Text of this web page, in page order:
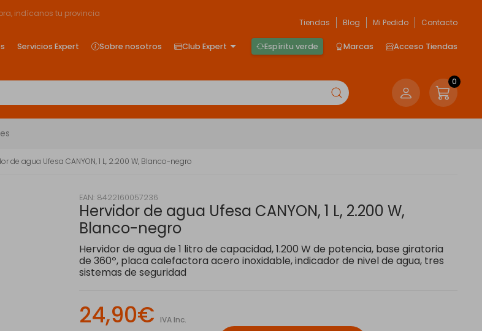
indícanos tu provincia
Tiendas
Blog Mi Pedido Contacto
Servicios Expert Sobre nosotros Club Expert Espíritu verde Marcas Acceso Tiendas
0
de agua Ufesa CANYON, 1 L, 2.200 W, Blanco-negro
EAN: 8422160057236
Hervidor de agua Ufesa CANYON, 1 L, 2.200 W,
Blanco-negro
Hervidor de agua de 1 litro de capacidad, 1.200 W de potencia, base giratoria
de 360º, placa calefactora acero inoxidable, indicador de nivel de agua, tres
sistemas de seguridad
24,90€
IVA Inc.